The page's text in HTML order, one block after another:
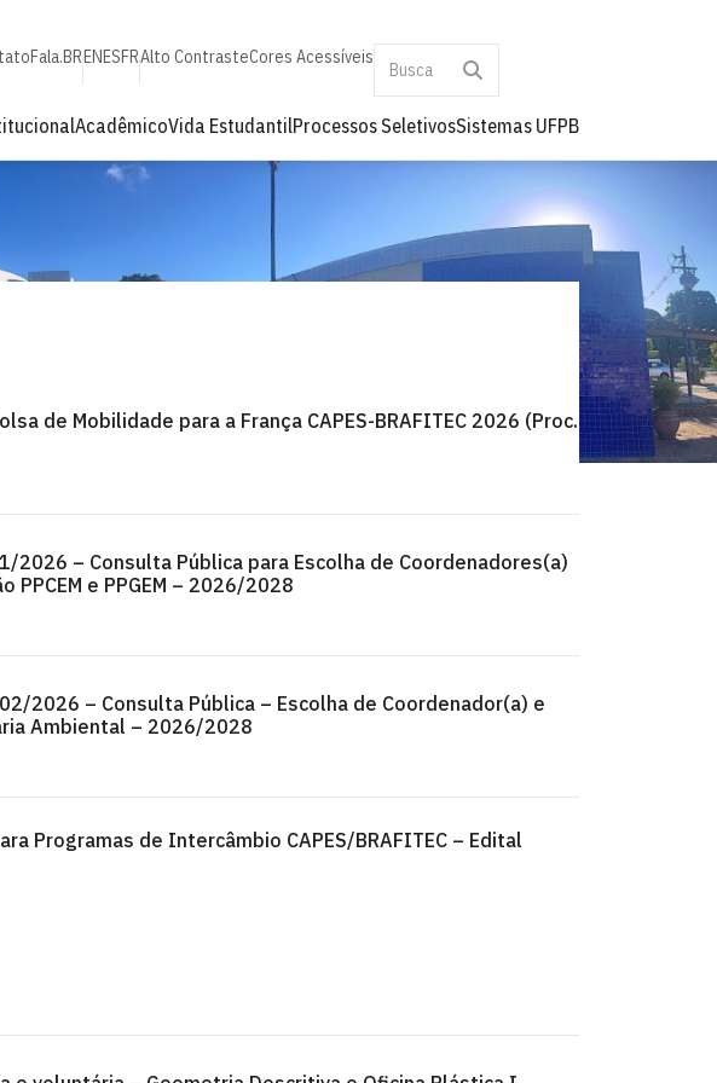
Fala.BRENESFRAlto ContrasteCores Acessíveis
AcadêmicoVida EstudantilProcessos SeletivosSistemas UFPB
de Mobilidade para a França CAPES-BRAFITEC 2026 (Proc.
2026 – Consulta Pública para Escolha de Coordenadores(a)
e PPGEM – 2026/2028
2026 – Consulta Pública – Escolha de Coordenador(a) e
Ambiental – 2026/2028
Programas de Intercâmbio CAPES/BRAFITEC – Edital